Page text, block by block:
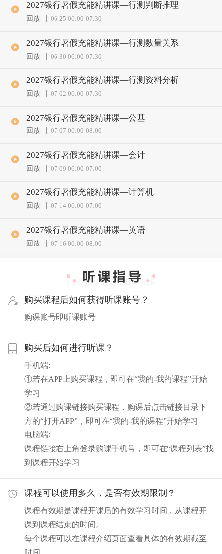
2027银行暑假充能精讲课—行测判断推理
回放 06-25 06:00-07:30
2027银行暑假充能精讲课—行测数量关系
回放 06-30 06:00-07:30
2027银行暑假充能精讲课—行测资料分析
回放 07-02 06:00-07:30
2027银行暑假充能精讲课—公基
回放 07-07 06:00-08:00
2027银行暑假充能精讲课—会计
回放 07-09 06:00-07:00
2027银行暑假充能精讲课—计算机
回放 07-14 06:00-07:00
2027银行暑假充能精讲课—英语
回放 07-16 06:00-08:00
购买课程后如何获得听课账号？
购课账号即听课账号
购买后如何进行听课？
手机端:
①若在APP上购买课程，即可在“我的-我的课程”开始
学习
②若通过购课链接购买课程，购课后点击链接目录下
方的“打开APP”，即可在“我的-我的课程”开始学习
电脑端:
课程链接右上角登录购课手机号，即可在“课程列表”找
到课程开始学习
课程可以使用多久，是否有效期限制？
课程有效期是课程开课后的有效学习时间，从课程开
课到课程结束的时间。
每个课程可以在课程介绍页面查看具体的有效期截至
时间。